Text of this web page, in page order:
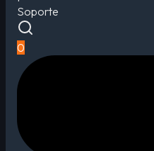
Soporte
0